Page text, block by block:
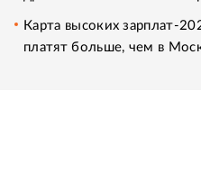
Карта высоких зарплат-
платят больше, чем в